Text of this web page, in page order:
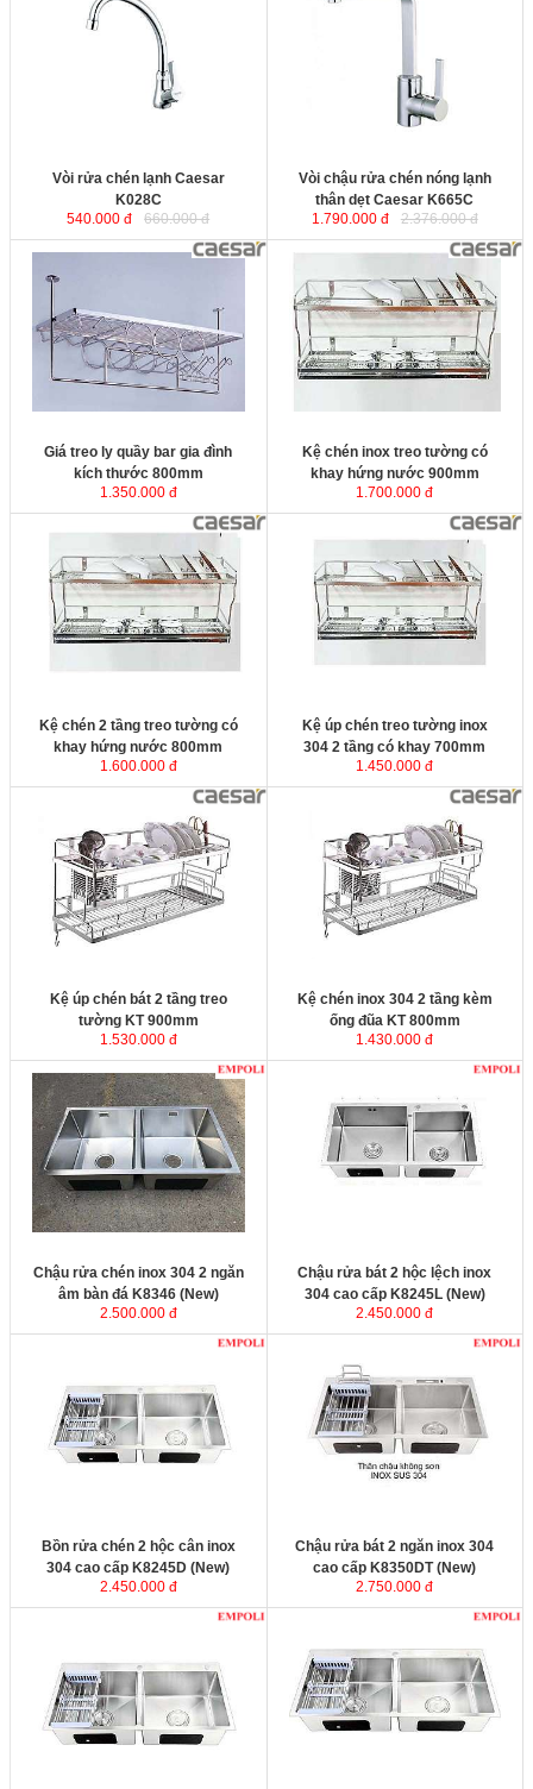
được sản xuất từ đồng
nguyên chất kết hợp công nghệ mạ
Niken + Crom cao cấp cho bề mặt
sáng bóng. Lõi chia nước được làm
bằng sứ Ceramic giúp giảm thiểu
Vòi rửa chén lạnh Caesar
K028C
540.000 đ
660.000 đ
dẹt Caesar K665C được sản xuất
cho bề mặt sáng bóng. Lõi chia
nước được làm bằng sứ Ceramic
giúp giảm thiểu tối đa sự mài mòn
Vòi chậu rửa chén nóng lạnh
thân dẹt Caesar K665C
1.790.000 đ
2.376.000 đ
Giá treo ly quầy bar gia đình kích
thước 800mm
inox SUS304 cao cấp cho sản
phẩm luôn sáng bóng, dễ dàng lau
chùi v ệ sinh và bền đẹp với thời
Giá treo ly quầy bar gia đình
kích thước 800mm
1.350.000 đ
Kệ chén inox treo tường có khay
hứng nước 900mm được sản xuất
từ inox SUS304 cao cấp cho sản
phẩm luôn sáng bóng, dễ dàng lau
chùi vệ sinh và bền đẹp với thời
gian.
Kệ chén inox treo tường có
khay hứng nước 900mm
1.700.000 đ
Kệ chén 2 tầng treo tường có
khay hứng nước 800mm được
sản xuất từ inox SUS304 cao cấp
cho sản phẩm luôn sáng bóng, dễ
dàng lau chùi vệ sinh và bền đẹp
với thời gian.
Kệ chén 2 tầng treo tường có
khay hứng nước 800mm
1.600.000 đ
Kệ úp chén treo tường inox 304 2
tầng có khay 700mm được sản
xuất từ inox SUS304 cao cấp cho
sản phẩm luôn sáng bóng, dễ dàng
lau chùi vệ sinh và bền đẹp với thời
: 700x280x450 mm.
Kệ úp chén treo tường inox
304 2 tầng có khay 700mm
1.450.000 đ
Kệ úp chén bát 2 tầng treo tường
KT 900mm được sản xuất từ inox
SUS304 cao cấp cho sản phẩm
luôn sáng bóng, dễ dàng lau chùi
ệ sinh và bền đẹp với thời gian.
Kích thước: 900x280x450 mm.
Kệ úp chén bát 2 tầng treo
tường KT 900mm
1.530.000 đ
Kệ chén inox 304 2 tầng kèm ống
được sản xuất từ inox SUS304
cao cấp cho sản phẩm luôn sáng
bóng, dễ dàng lau chùi vệ sinh và
bền đẹp với thời gian.
Kích thước: 800x280x450 mm
Kệ chén inox 304 2 tầng kèm
ống đũa KT 800mm
1.430.000 đ
Chậu rửa chén inox 304 2 ngăn
âm bàn đá K8346 (New) được sản
xuất từ inox SUS304 không bị hoen
ố hay rỉ sét trong mọi môi trường sử
dụng. Mặt chậu dày 3mm, thân
chậu không sơn dày 0,8mm với
thành phần 100% inox 304 chính
phẩm.
Chậu rửa chén inox 304 2 ngăn
âm bàn đá K8346 (New)
2.500.000 đ
cao cấp K8245L (New) được sản
xuất từ inox SUS304 không bị hoen
ố hay rỉ sét trong mọi môi trường sử
dụng. Mặt chậu dày 3mm, thân
Chậu rửa bát 2 hộc lệch inox
304 cao cấp K8245L (New)
2.450.000 đ
xuất từ inox SUS304 không bị hoen
ố hay rỉ sét trong mọi môi trường sử
dụng. Mặt chậu dày 3mm, thân
chậu không sơn dày 0,8mm với
Bồn rửa chén 2 hộc cân inox
304 cao cấp K8245D (New)
2.450.000 đ
cấp K8350DT (New) được sản xuất
từ inox SUS304 không bị hoen ố
hay rỉ sét trong mọi môi trường sử
dụng. Mặt chậu dày 3mm, thân
chậu không sơn dày 0,8mm với
thành phần 100% inox 304 chính
Chậu rửa bát 2 ngăn inox 304
cao cấp K8350DT (New)
2.750.000 đ
từ inox SUS304 không bị hoen ố
hay rỉ sét trong mọi môi trường sử
dụng. Mặt chậu dày 3mm, thân
chậu không sơn dày 0,8mm với
hộc đều K10050 (New) được sản
xuất từ inox SUS304 không bị hoen
ố hay rỉ sét trong mọi môi trường sử
dụng. Mặt chậu dày 3mm, thân
chậu không sơn dày 0,8mm với